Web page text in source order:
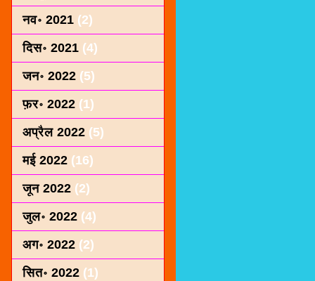
नव॰ 2021 (2)
दिस॰ 2021 (4)
जन॰ 2022 (5)
फ़र॰ 2022 (1)
अप्रैल 2022 (5)
मई 2022 (16)
जून 2022 (2)
जुल॰ 2022 (4)
अग॰ 2022 (2)
सित॰ 2022 (1)